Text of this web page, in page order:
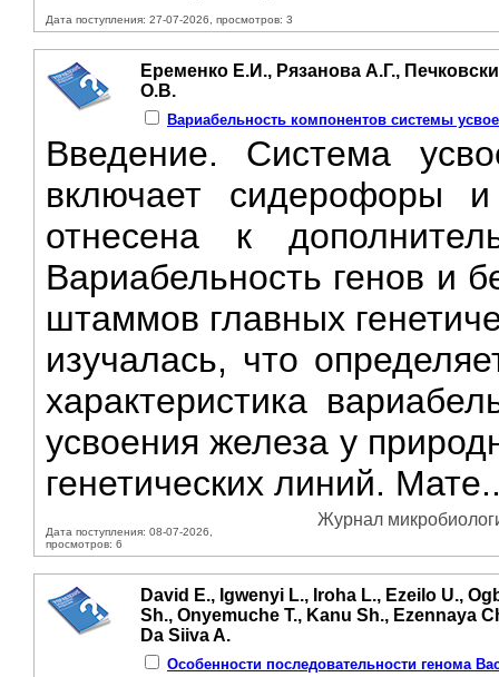
Дата поступления: 27-07-2026, просмотров: 3
Еременко Е.И., Рязанова А.Г.,
О.В.
Вариабельность компонентов системы
Введение. Система
включает сидерофоры
отнесена к
Вариабельность генов и
штаммов главных
изучалась, что
характеристика
усвоения железа у
генетических линий.
Дата поступления: 08-07-2026,
просмотров: 6
Журнал
David E., Igwenyi L., Iroha L., Ezeilo U.,
Sh., Onyemuche T., Kanu Sh., Ezennaya
Da Siiva A.
Особенности последовательности генома